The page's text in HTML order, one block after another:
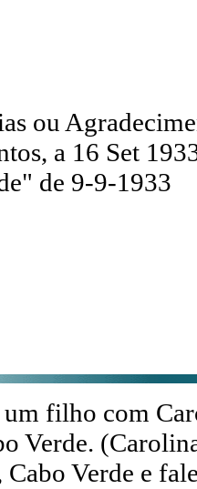
ou
a 16 Set
de 9-9-1933
filho com
Verde.
Verde e